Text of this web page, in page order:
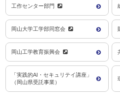
工作センター部門
岡山大学工学部同窓会
岡山工学教育振興会
「実践的AI・セキュリテイ講座」
（岡山県受託事業）